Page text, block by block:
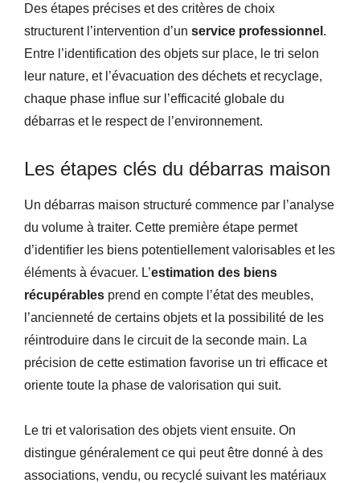
Des étapes précises et des critères de choix
structurent l’intervention d’un service professionnel .
Entre l’identification des objets sur place, le tri selon
leur nature, et l’évacuation des déchets et recyclage,
chaque phase influe sur l’efficacité globale du
débarras et le respect de l’environnement.
Les étapes clés du débarras maison
Un débarras maison structuré commence par l’analyse
du volume à traiter. Cette première étape permet
d’identifier les biens potentiellement valorisables et les
éléments à évacuer. L’estimation des biens
récupérables prend en compte l’état des meubles,
l’ancienneté de certains objets et la possibilité de les
réintroduire dans le circuit de la seconde main. La
précision de cette estimation favorise un tri efficace et
oriente toute la phase de valorisation qui suit.
Le tri et valorisation des objets vient ensuite. On
distingue généralement ce qui peut être donné à des
associations, vendu, ou recyclé suivant les matériaux